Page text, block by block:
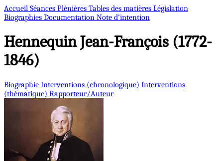
Accueil Séances Plénières Tables des matières Législation
Biographies Documentation Note d’intention
HennequinJean-François (1772-
1846)
Biographie Interventions (chronologique) Interventions
(thématique) Rapporteur/Auteur